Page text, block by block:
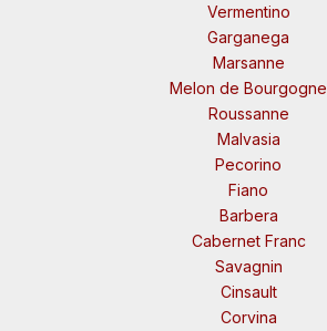
Vermentino
Garganega
Marsanne
Melon de Bourgogne
Roussanne
Malvasia
Pecorino
Fiano
Barbera
Cabernet Franc
Savagnin
Cinsault
Corvina